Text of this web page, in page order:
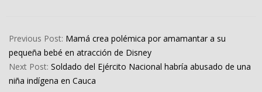
11-
23
Previous Post: Mamá crea polémica por amamantar a su
pequeña bebé en atracción de Disney
Next Post: Soldado del Ejército Nacional habría abusado de una
niña indígena en Cauca